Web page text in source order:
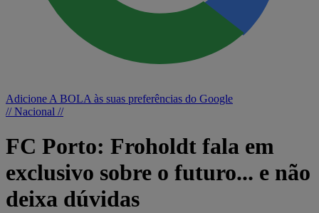
Adicione A BOLA às suas preferências do Google
// Nacional //
FC Porto: Froholdt fala em
exclusivo sobre o futuro... e não
deixa dúvidas